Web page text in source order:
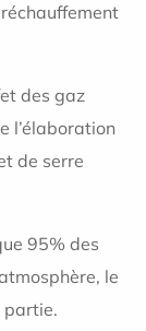
des gaz
l’élaboration
de serre
95% des
le
partie.